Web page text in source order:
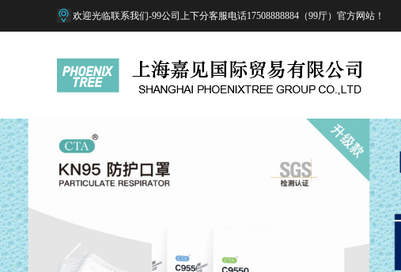
欢迎光临联系我们-99公司上下分客服电话17508888884（99厅）官方网站！